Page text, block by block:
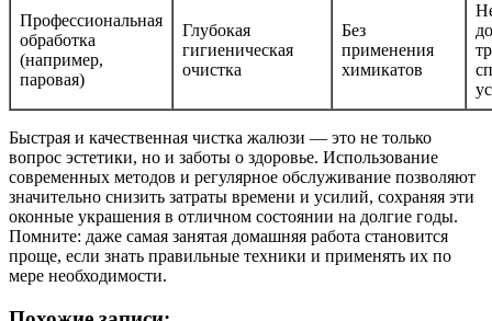
Профессиональная
обработка
(например,
паровая)
Глубокая
гигиеническая
очистка
Без
применения
химикатов
Быстрая и качественная чистка жалюзи — это не только
вопрос эстетики, но и заботы о здоровье. Использование
современных методов и регулярное обслуживание позволяют
значительно снизить затраты времени и усилий, сохраняя эти
оконные украшения в отличном состоянии на долгие годы.
Помните: даже самая занятая домашняя работа становится
проще, если знать правильные техники и применять их по
мере необходимости.